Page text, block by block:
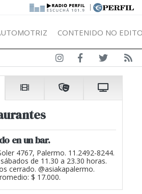
|
CONTENIDO NO
en un bar.
4767, Palermo. 11.2492-8244.
de 11.30 a 23.30 horas.
cerrado. @asiakapalermo.
$ 17.000.